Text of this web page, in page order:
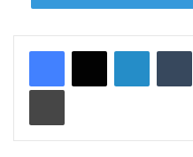
programa, que incluem
Fernando, mesmo não
conversa, consultas e
desafiadores,